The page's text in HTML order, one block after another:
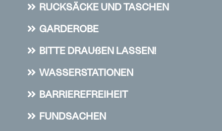
RUCKSÄCKE UND TASCHEN
GARDEROBE
BITTE DRAUßEN LASSEN!
WASSERSTATIONEN
BARRIEREFREIHEIT
FUNDSACHEN